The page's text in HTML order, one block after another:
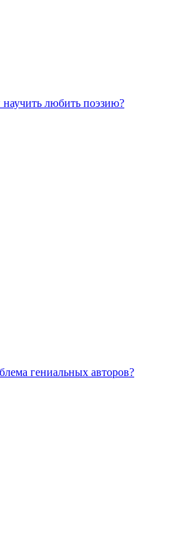
любить поэзию?
гениальных авторов?